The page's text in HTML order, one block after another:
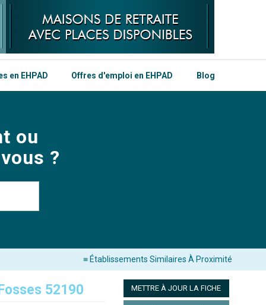
en EHPAD Offres d'emploi en EHPAD Blog
ou
?
≡ Établissements Similaires À Proximité
52190 METTRE À JOUR LA FICHE